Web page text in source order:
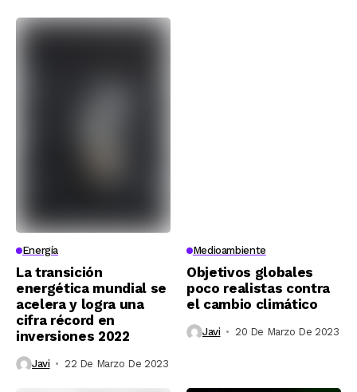
Energía
La transición
energética mundial se
acelera y logra una
cifra récord en
inversiones 2022
Javi 22 De Marzo De 2023
Medioambiente
Objetivos globales
poco realistas contra
el cambio climático
Javi 20 De Marzo De 2023